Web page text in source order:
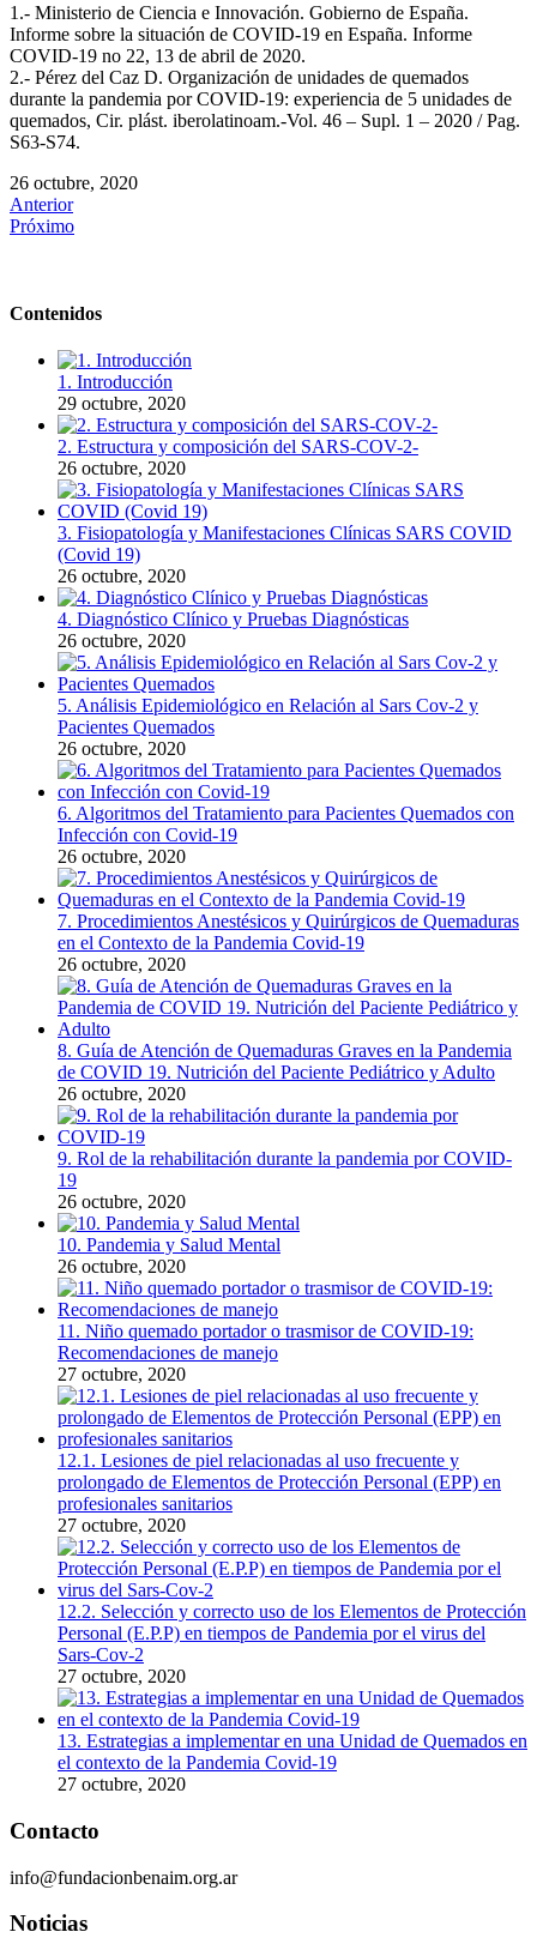
1.- Ministerio de Ciencia e Innovación. Gobierno de España.
Informe sobre la situación de COVID-19 en España. Infor­me
COVID-19 no 22, 13 de abril de 2020.
2.- Pérez del Caz D. Organización de unidades de quemados
durante la pandemia por COVID-19: experiencia de 5 unidades de
quemados, Cir. plást. iberolatinoam.-Vol. 46 – Supl. 1 – 2020 / Pag.
S63-S74.
26 octubre, 2020
Anterior
Próximo
Contenidos
1. Introducción
29 octubre, 2020
2. Estructura y composición del SARS-COV-2-
26 octubre, 2020
3. Fisiopatología y Manifestaciones Clínicas SARS COVID
(Covid 19)
26 octubre, 2020
4. Diagnóstico Clínico y Pruebas Diagnósticas
26 octubre, 2020
5. Análisis Epidemiológico en Relación al Sars Cov-2 y
Pacientes Quemados
26 octubre, 2020
6. Algoritmos del Tratamiento para Pacientes Quemados con
Infección con Covid-19
26 octubre, 2020
7. Procedimientos Anestésicos y Quirúrgicos de Quemaduras
en el Contexto de la Pandemia Covid-19
26 octubre, 2020
8. Guía de Atención de Quemaduras Graves en la Pandemia
de COVID 19. Nutrición del Paciente Pediátrico y Adulto
26 octubre, 2020
9. Rol de la rehabilitación durante la pandemia por COVID-
19
26 octubre, 2020
10. Pandemia y Salud Mental
26 octubre, 2020
11. Niño quemado portador o trasmisor de COVID-19:
Recomendaciones de manejo
27 octubre, 2020
12.1. Lesiones de piel relacionadas al uso frecuente y
prolongado de Elementos de Protección Personal (EPP) en
profesionales sanitarios
27 octubre, 2020
12.2. Selección y correcto uso de los Elementos de Protección
Personal (E.P.P) en tiempos de Pandemia por el virus del
Sars-Cov-2
27 octubre, 2020
13. Estrategias a implementar en una Unidad de Quemados en
el contexto de la Pandemia Covid-19
27 octubre, 2020
Contacto
info@fundacionbenaim.org.ar
Noticias